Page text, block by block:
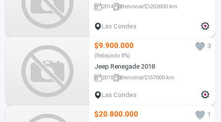
2014 Bencina 202000 km
Las Condes
$9.900.000 3
(Rebajado 8%)
Jeep Renegade 2018
2018 Bencina 57000 km
Las Condes
$20.800.000 1